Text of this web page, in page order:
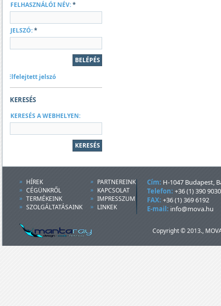
FELHASZNÁLÓI NÉV:*
JELSZÓ:*
Elfelejtett jelszó
KERESÉS
KERESÉS A WEBHELYEN:
HÍREK
CÉGÜNKRŐL
TERMÉKEINK
SZOLGÁLTATÁSAINK
PARTNEREINK
KAPCSOLAT
IMPRESSZUM
LINKEK
Cím: H-1047 Budapest,
Telefon: +36 (1) 390 9030
FAX: +36 (1) 369 6192
E-mail: info@mova.hu
Copyright © 2013.,